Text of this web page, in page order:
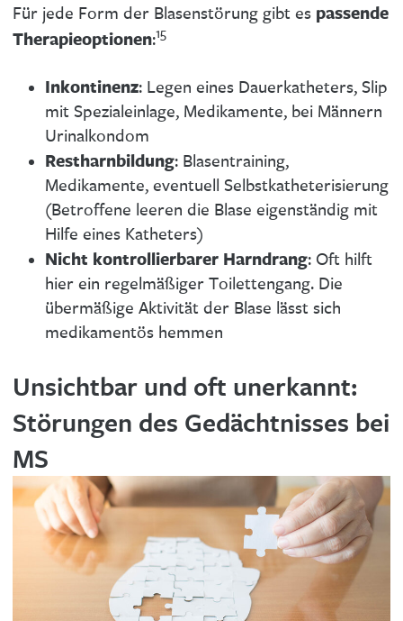
Für jede Form der Blasenstörung gibt es passende
Therapieoptionen:15
Inkontinenz: Legen eines Dauerkatheters, Slip
mit Spezialeinlage, Medikamente, bei Männern
Urinalkondom
Restharnbildung: Blasentraining,
Medikamente, eventuell Selbstkatheterisierung
(Betroffene leeren die Blase eigenständig mit
Hilfe eines Katheters)
Nicht kontrollierbarer Harndrang: Oft hilft
hier ein regelmäßiger Toilettengang. Die
übermäßige Aktivität der Blase lässt sich
medikamentös hemmen
Unsichtbar und oft unerkannt:
Störungen des Gedächtnisses bei
MS